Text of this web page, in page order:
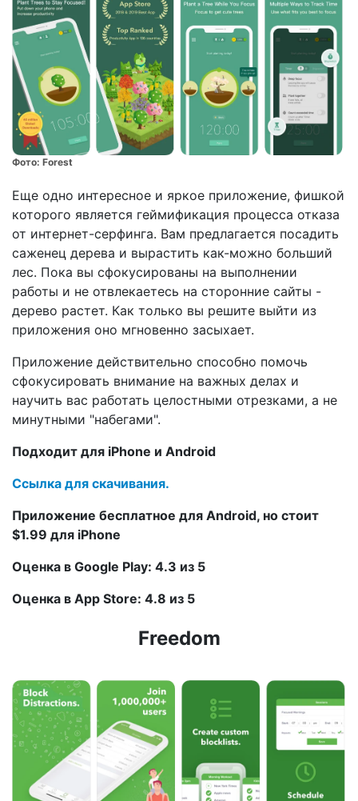
Фото: Forest
Еще одно интересное и яркое приложение, фишкой
которого является геймификация процесса отказа
от интернет-серфинга. Вам предлагается посадить
саженец дерева и вырастить как-можно больший
лес. Пока вы сфокусированы на выполнении
работы и не отвлекаетесь на сторонние сайты -
дерево растет. Как только вы решите выйти из
приложения оно мгновенно засыхает.
Приложение действительно способно помочь
сфокусировать внимание на важных делах и
научить вас работать целостными отрезками, а не
минутными "набегами".
Подходит для iPhone и Android
Ссылка для скачивания.
Приложение бесплатное для Android, но стоит
$1.99 для iPhone
Оценка в Google Play: 4.3 из 5
Оценка в App Store: 4.8 из 5
Freedom